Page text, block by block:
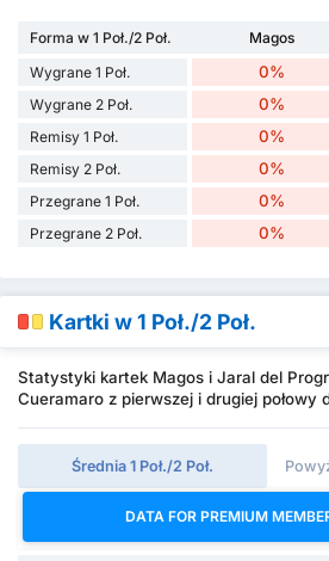
Forma w 1 Poł./2 Poł. Magos
Wygrane 1 Poł.
0%
Wygrane 2 Poł. 0%
Remisy 1 Poł. 0%
Remisy 2 Poł. 0%
Przegrane 1 Poł. 0%
Przegrane 2 Poł. 0%
Kartki w 1 Poł./2 Poł.
Statystyki kartek Magos i Jaral del
Cueramaro z pierwszej i drugiej połowy
Średnia 1 Poł./2 Poł.
DATA FOR PREMIUM